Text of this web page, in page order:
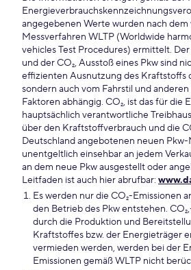
angegebenen Werte wurden nach
Messverfahren WLTP (Worldwide
vehicles Test Procedures) ermittelt.
und der CO₂, Ausstoß eines Pkw sind
effizienten Ausnutzung des Kraftstoffs
sondern auch vom Fahrstil und
Faktoren abhängig. CO₂, ist das für die
hauptsächlich verantwortliche
über den Kraftstoffverbrauch und die
Deutschland angebotenen neuen
unentgeltlich einsehbar an jedem
an dem neue Pkw ausgestellt oder
Leitfaden ist auch hier abrufbar:
Es werden nur die CO₂-Emissionen
den Betrieb des Pkw entstehen.
durch die Produktion und
Kraftstoffes bzw. der Energieträger
vermieden werden, werden bei der
Emissionen gemäß WLTP nicht